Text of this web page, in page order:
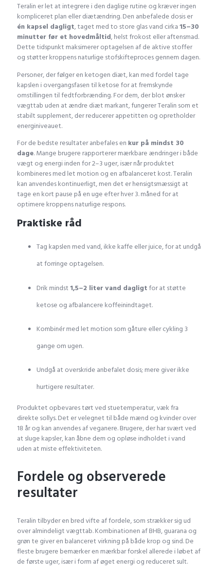
Teralin er let at integrere i den daglige rutine og kræver ingen
kompliceret plan eller diætændring. Den anbefalede dosis er
én kapsel dagligt, taget med to store glas vand cirka15–30
minutter før et hovedmåltid, helst frokost eller aftensmad.
Dette tidspunkt maksimerer optagelsen af de aktive stoffer
og støtter kroppens naturlige stofskifteproces gennem dagen.
Personer, der følger en ketogen diæt, kan med fordel tage
kapslen i overgangsfasen til ketose for at fremskynde
omstillingen til fedtforbrænding. For dem, der blot ønsker
vægttab uden at ændre diæt markant, fungerer Teralin som et
stabilt supplement, der reducerer appetitten og opretholder
energiniveauet.
For de bedste resultater anbefales en kur på mindst 30
dage. Mange brugere rapporterer mærkbare ændringer i både
vægt og energi inden for 2–3 uger, især når produktet
kombineres med let motion og en afbalanceret kost. Teralin
kan anvendes kontinuerligt, men det er hensigtsmæssigt at
tage en kort pause på en uge efter hver 3. måned for at
optimere kroppens naturlige respons.
Praktiske råd
Tag kapslen med vand, ikke kaffe eller juice, for at undgå
at forringe optagelsen.
Drik mindst1,5–2 liter vand dagligtfor at støtte
ketose og afbalancere koffeinindtaget.
Kombinér med let motion som gåture eller cykling 3
gange om ugen.
Undgå at overskride anbefalet dosis; mere giver ikke
hurtigere resultater.
Produktet opbevares tørt ved stuetemperatur, væk fra
direkte sollys. Det er velegnet til både mænd og kvinder over
18 år og kan anvendes af veganere. Brugere, der har svært ved
at sluge kapsler, kan åbne dem og opløse indholdet i vand
uden at miste effektiviteten.
Fordele og observerede
resultater
Teralin tilbyder en bred vifte af fordele, som strækker sig ud
over almindeligt vægttab. Kombinationen af BHB, guarana og
grøn te giver en balanceret virkning på både krop og sind. De
fleste brugere bemærker en mærkbar forskel allerede i løbet af
de første uger, især i form af øget energi og reduceret sult.